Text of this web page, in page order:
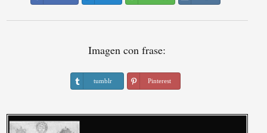
Imagen con frase:
tumblr Pinterest